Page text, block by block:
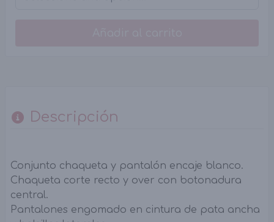
Descripción
Conjunto chaqueta y pantalón encaje blanco.
Chaqueta corte recto y over con botonadura
central.
Pantalones engomado en cintura de pata ancha